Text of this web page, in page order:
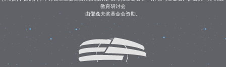
教育研讨会
由邵逸夫奖基金会资助。